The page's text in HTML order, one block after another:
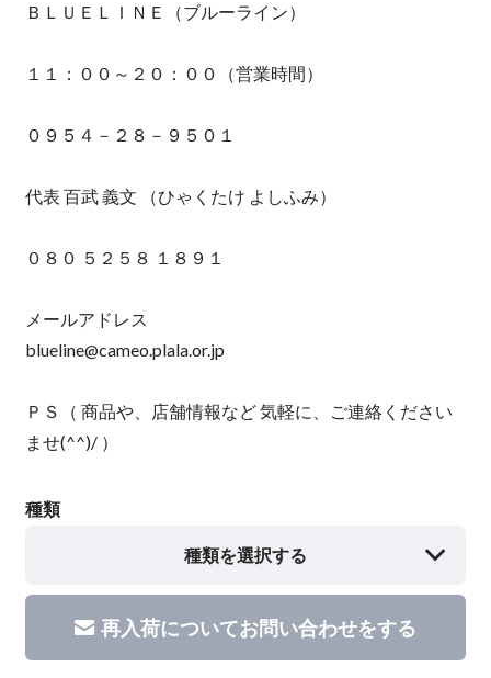
ＢＬＵＥＬＩＮＥ（ブルーライン）
１１：００～２０：００（営業時間）
０９５４－２８－９５０１
代表 百武 義文 （ひゃくたけ よしふみ）
０８０ ５２５８ １８９１
メールアドレス
blueline@cameo.plala.or.jp
ＰＳ（ 商品や、店舗情報など 気軽に、ご連絡ください
ませ(^^)/ ）
種類
種類を選択する
再入荷についてお問い合わせをする